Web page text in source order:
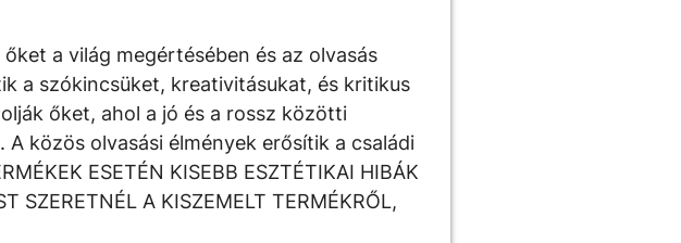
a világ megértésében és az olvasás
a szókincsüket, kreativitásukat, és kritikus
őket, ahol a jó és a rossz közötti
közös olvasási élmények erősítik a családi
ESETÉN KISEBB ESZTÉTIKAI HIBÁK
SZERETNÉL A KISZEMELT TERMÉKRŐL,